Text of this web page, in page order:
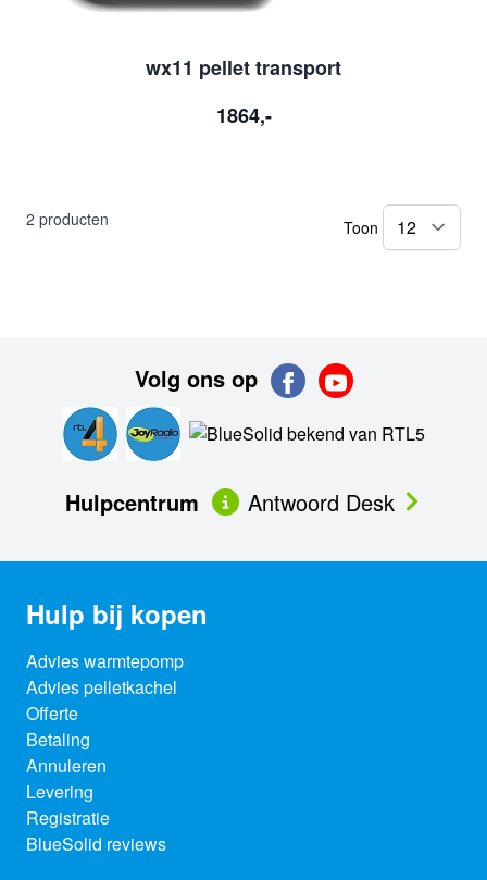
wx11 pellet transport
1864,-
2 producten Toon
Volg ons op
Hulpcentrum Antwoord Desk
Hulp bij kopen
Advies warmtepomp
Advies pelletkachel
Offerte
Betaling
Annuleren
Levering
Registratie
BlueSolid reviews